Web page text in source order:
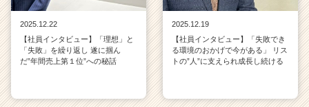
2025.12.22
【社員インタビュー】「理想」と
「失敗」を繰り返し 遂に掴ん
だ”年間売上第１位”への秘話
2025.12.19
【社員インタビュー】「失敗でき
る環境のおかげで今がある」 リス
トの”人”に支えられ成長し続ける